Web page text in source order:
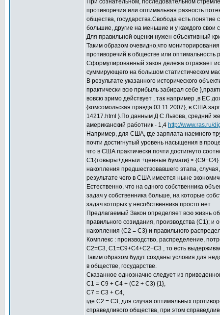
При сознательном, последовательном
противоречия или оптимальная разность
общества, государства.Свобода есть понятие
большие, другие на меньшие и у каждого
Для правильной оценки нужен объективный
Таким образом очевидно,что
противоречий в обществе или оптимальность
Сформулированный закон дележа отражает
суммирующего на большом статистическом
В результате указанного исторического
практически всю прибыль забирал себе
вовсю зримо действует , так например ,в ЕС
{комсомольская правда 03.11.2007}, в США
14217.html }.По данным Д С Львова, средний
американский работник - 1,4 http://www.ras.ru/
Например, для США, где зарплата наемного
почти достигнутый уровень насыщения в
что в США практически почти достигнуто
C1{товыры+деньги +ценные бумаги} <
накопления предшествовавшего этапа,
результате чего в США имеется ныне
Естественно, что на одного собственника
задач у собственника больше, на которые
задач которых у несобственника просто нет.
Предлагаемый Закон определяет всю жизнь
правильного созидания, производства (C1); и
накопления (С2 = С3) и правильного
Комплекс : производство, распределение,
С2=С3, С1=С9+С4+С2+С3 , то есть
Таким образом будут созданы условия для
в обществе, государстве.
Сказанное однозначно следует из
С1 = С9 + С4 + (С2 + С3) {1},
С7 = С3 + С4,
где С2 = С3, для случая оптимальных
справедливого общества, при этом